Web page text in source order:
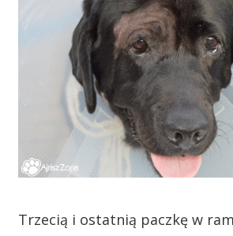
Trzecią i ostatnią paczkę w